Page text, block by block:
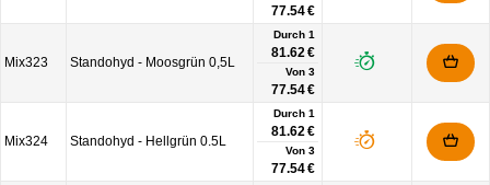
77.54 €
Mix323 Standohyd - Moosgrün 0,5L
Durch 1
81.62 €
Von 3
77.54 €
Mix324 Standohyd - Hellgrün 0.5L
Durch 1
81.62 €
Von 3
77.54 €